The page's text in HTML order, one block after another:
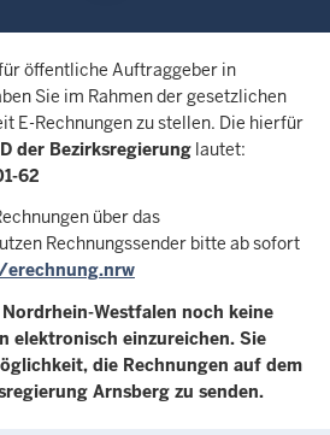
öffentliche Auftraggeber in
Sie im Rahmen der gesetzlichen
E-Rechnungen zu stellen. Die hierfür
der Bezirksregierung lautet:
62
über das
Rechnungssender bitte ab sofort
Westfalen noch keine
elektronisch einzureichen. Sie
die Rechnungen auf dem
Arnsberg zu senden.